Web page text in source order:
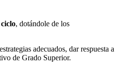
, dotándole de los
adecuados, dar respuesta a
de Grado Superior.